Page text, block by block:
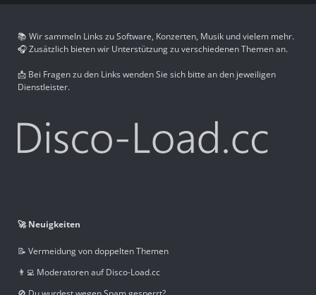
📚 Wir sammeln Links zu Software, Konzerten, Musik und vielem mehr.
🎧 Zusätzlich bieten wir Unterstützung zu verschiedenen Themen an.
📩 Bei Fragen zu den Links wenden Sie sich bitte an den jeweiligen
Dienstleister.
🚀 Neuigkeiten
📝 Vermeidung von doppelten Themen
👨‍💻 Moderatoren auf Disco-Load.cc